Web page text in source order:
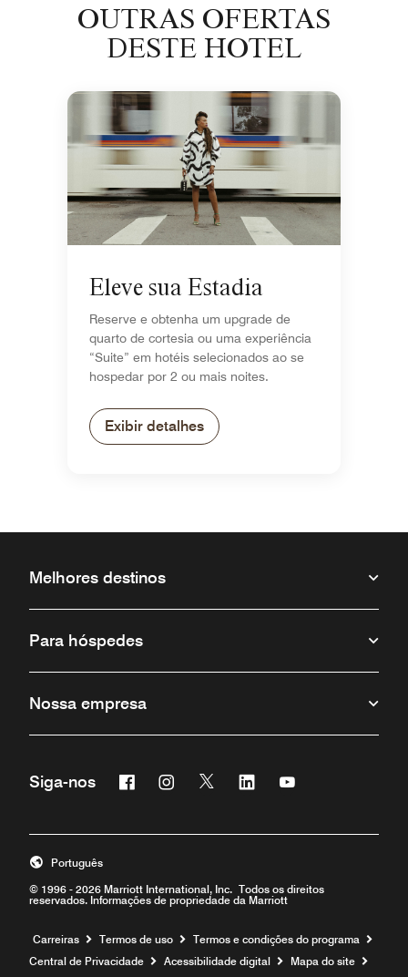
OUTRAS OFERTAS
DESTE HOTEL
Eleve sua Estadia
Reserve e obtenha um upgrade de
quarto de cortesia ou uma experiência
“Suite” em hotéis selecionados ao se
hospedar por 2 ou mais noites.
Exibir detalhes
Melhores destinos
Para hóspedes
Nossa empresa
Siga-nos FacebookInstagram
Twitter Linkedin
© 1996 - 2026 Marriott International, Inc. Todos os direitos
reservados. Informações de propriedade da Marriott
Português
Carreiras Termos de uso
Termos e condições do programa
Central de Privacidade
Acessibilidade digital
Mapa do site